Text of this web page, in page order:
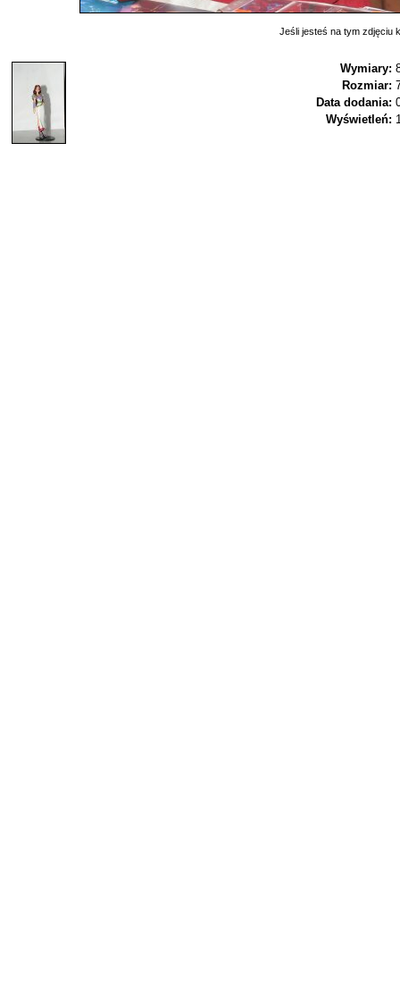
Jeśli jesteś na tym zdjęciu
Wymiary:
Rozmiar:
Data dodania:
Wyświetleń: